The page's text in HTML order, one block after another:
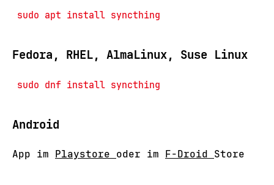
sudo apt install syncthing
Fedora, RHEL, AlmaLinux, Suse Linux
sudo dnf install syncthing
Android
App im Playstore oder im F-Droid Store